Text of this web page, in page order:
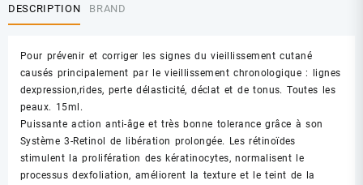
DESCRIPTION BRAND
Pour prévenir et corriger les signes du vieillissement cutané
causés principalement par le vieillissement chronologique : lignes
dexpression,rides, perte délasticité, déclat et de tonus. Toutes les
peaux. 15ml.
Puissante action anti-âge et très bonne tolerance grâce à son
Système 3-Retinol de libération prolongée. Les rétinoïdes
stimulent la prolifération des kératinocytes, normalisent le
processus dexfoliation, améliorent la texture et le teint de la